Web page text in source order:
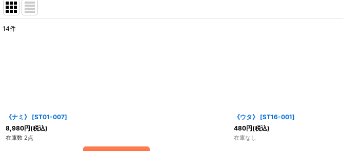
14件
《ナミ》 [ST01-007]
8,980円(税込)
在庫数 2点
《ウタ》 [ST16-001]
480円(税込)
在庫なし